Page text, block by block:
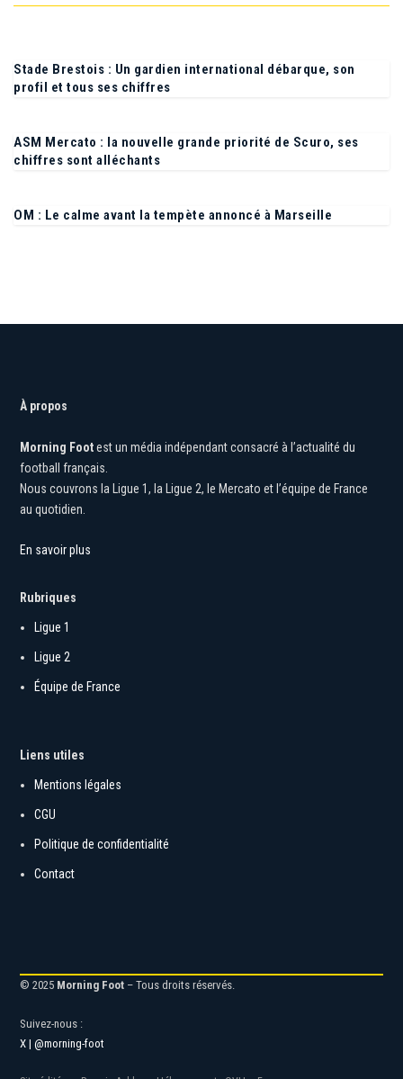
Stade Brestois : Un gardien international débarque, son
profil et tous ses chiffres
ASM Mercato : la nouvelle grande priorité de Scuro, ses
OM : Le calme avant la tempète annoncé à Marseille
À propos
Morning Foot
est un média indépendant consacré à l’actualité du
football français.
Nous couvrons la Ligue 1, la Ligue 2, le Mercato et l’équipe de France
au quotidien.
En savoir plus
Rubriques
Ligue 1
Ligue 2
Équipe de France
Mentions légales
Politique de confidentialité
Morning Foot
X | @morning-foot